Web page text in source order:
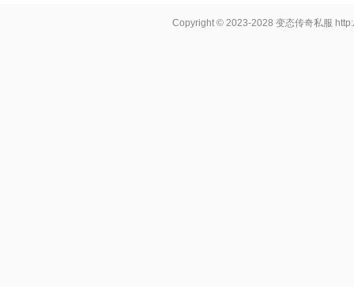
Copyright © 2023-2028变态传奇私服